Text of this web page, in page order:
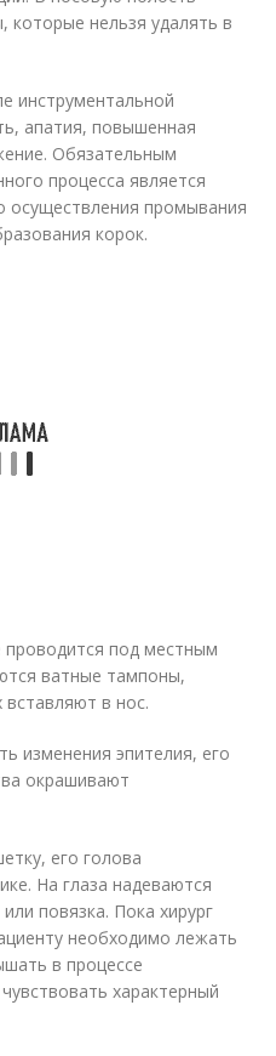
нельзя удалять в
инструментальной
апатия, повышенная
Обязательным
процесса является
осуществления промывания
корок.
под местным
ватные тампоны,
в нос.
изменения эпителия, его
окрашивают
его голова
На глаза надеваются
повязка. Пока хирург
необходимо лежать
в процессе
характерный